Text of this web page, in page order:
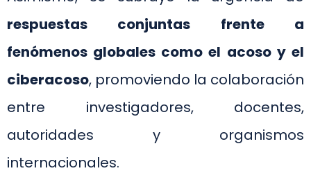
respuestas conjuntas frente a
fenómenos globales como el acoso y el
ciberacoso, promoviendo la colaboración
entre investigadores, docentes,
autoridades y organismos
internacionales.